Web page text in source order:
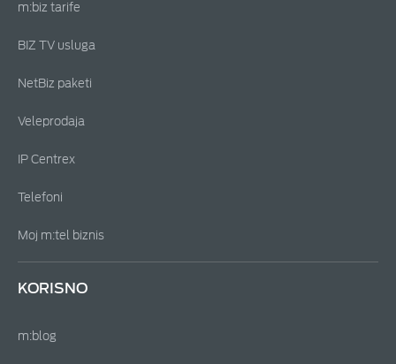
m:biz tarife
BIZ TV usluga
NetBiz paketi
Veleprodaja
IP Centrex
Telefoni
Moj m:tel biznis
KORISNO
m:blog